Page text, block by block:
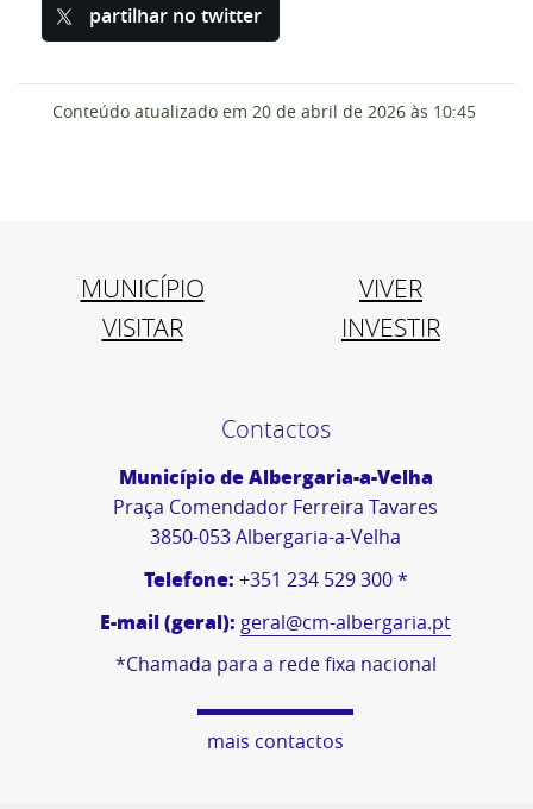
partilhar no twitter
Conteúdo atualizado em 20 de abril de 2026 às 10:45
MUNICÍPIO
VIVER
VISITAR
INVESTIR
Contactos
Município de Albergaria-a-Velha
Praça Comendador Ferreira Tavares
3850-053 Albergaria-a-Velha
Telefone: +351 234 529 300 *
E-mail (geral): geral@cm-albergaria.pt
*Chamada para a rede fixa nacional
mais contactos